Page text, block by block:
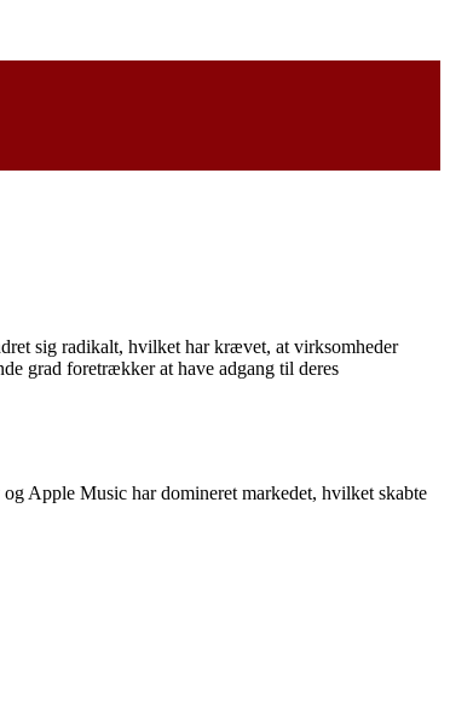
sig radikalt, hvilket har krævet, at virksomheder
grad foretrækker at have adgang til deres
Apple Music har domineret markedet, hvilket skabte